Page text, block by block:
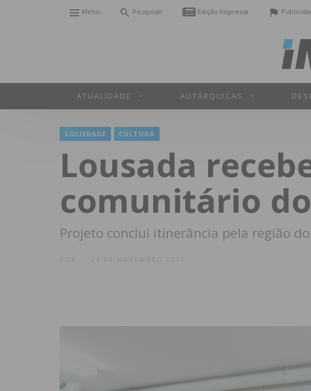
Menu Pesquisar Edição Impressa
ATUALIDADE AUTÁRQUICAS
SOCIEDADE CULTURA
Lousada
comunitário
Projeto conclui itinerância pela região
24 DE NOVEMBRO 2021